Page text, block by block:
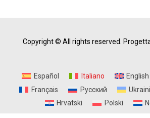
Copyright © All rights reserved.
Español Italiano English
Français
Русский
Hrvatski
Polski